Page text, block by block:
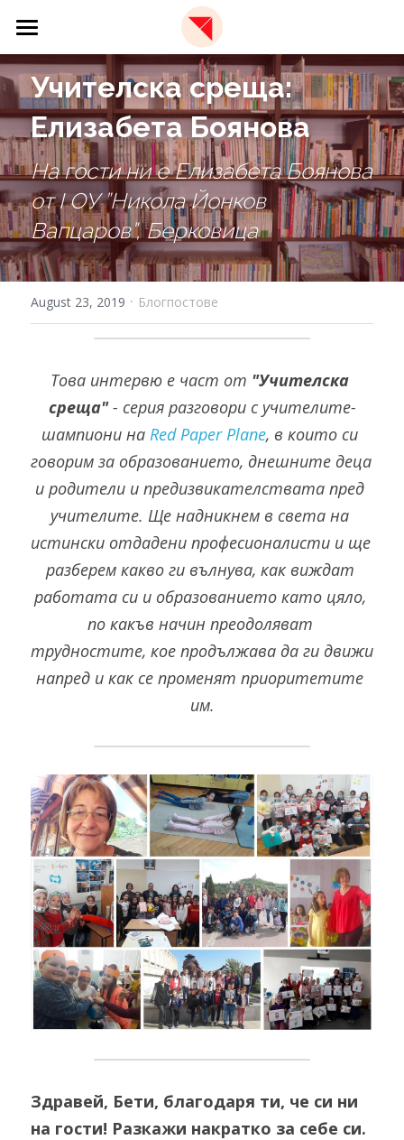
🏫 Образователна платформа
📩 Бюлетин
✈️ За нас
За Red Paper Plane
Екип
Фондация
🇬🇧 EN
Учителска среща:
Елизабета Боянова
На гости ни е Елизабета Боянова
от I ОУ ”Никола Йонков
Вапцаров”, Берковица
August 23, 2019 · Блогпостове
Това интервю е част от "Учителска
среща" - серия разговори с учителите-
шампиони на Red Paper Plane, в които си
говорим за образованието, днешните деца
и родители и предизвикателствата пред
учителите. Ще надникнем в света на
истински отдадени професионалисти и ще
разберем какво ги вълнува, как виждат
работата си и образованието като цяло,
по какъв начин преодоляват
трудностите, кое продължава да ги движи
напред и как се променят приоритетите
им.
Здравей, Бети, благодаря ти, че си ни
на гости! Разкажи накратко за себе си.
STORE CATEGORIES
All Categories